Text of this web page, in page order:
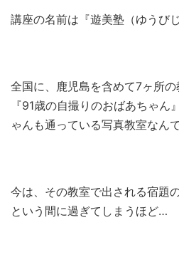
講座の名前は『遊美塾（ゆうび
全国に、鹿児島を含めて7ヶ所の
『91歳の自撮りのおばあちゃん
ゃんも通っている写真教室なんで
今は、その教室で出される宿題
という間に過ぎてしまうほど…